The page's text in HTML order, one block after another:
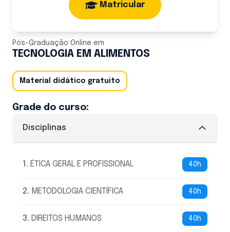
Pós-Graduação Online em
TECNOLOGIA EM ALIMENTOS
Material didático gratuito
Grade do curso:
Disciplinas
1 . ÉTICA GERAL E PROFISSIONAL 40h
2. METODOLOGIA CIENTÍFICA 40h
3. DIREITOS HUMANOS 40h
Matricular